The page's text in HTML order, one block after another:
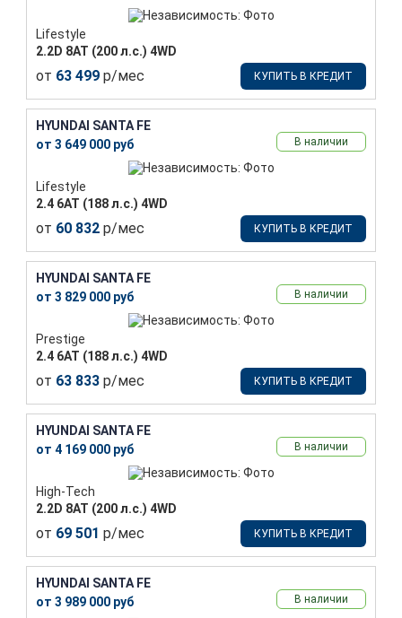
Lifestyle
2.2D 8АТ (200 л.с.) 4WD
от 63 499 р/мес КУПИТЬ В КРЕДИТ
HYUNDAI SANTA FE
от 3 649 000 руб
В наличии
Lifestyle
2.4 6АТ (188 л.с.) 4WD
от 60 832 р/мес КУПИТЬ В КРЕДИТ
HYUNDAI SANTA FE
от 3 829 000 руб
В наличии
Prestige
2.4 6АТ (188 л.с.) 4WD
от 63 833 р/мес КУПИТЬ В КРЕДИТ
HYUNDAI SANTA FE
от 4 169 000 руб
В наличии
High-Tech
2.2D 8АТ (200 л.с.) 4WD
от 69 501 р/мес КУПИТЬ В КРЕДИТ
HYUNDAI SANTA FE
от 3 989 000 руб
В наличии